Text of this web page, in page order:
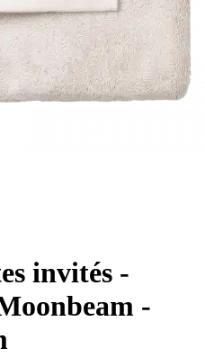
invités -
-